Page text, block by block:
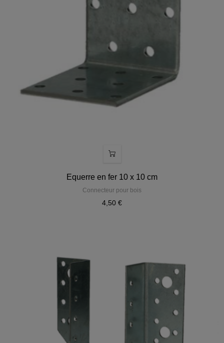
Equerre en fer 10 x 10 cm
Connecteur pour bois
4,50 €